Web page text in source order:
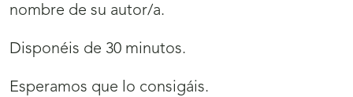
nombre de su autor/a.
Disponéis de 30 minutos.
Esperamos que lo consigáis.